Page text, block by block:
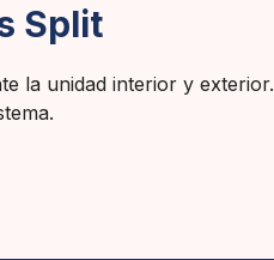
Split
la unidad interior y exterior.